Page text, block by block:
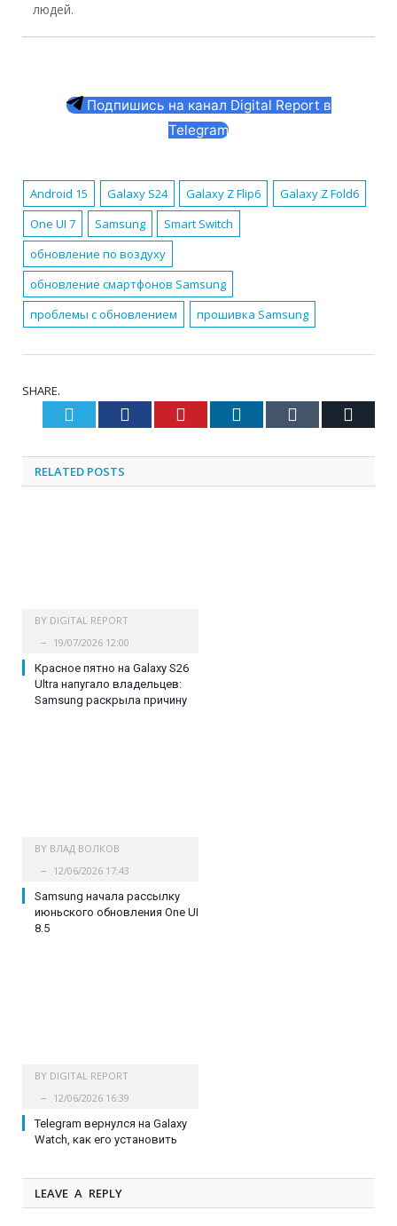
людей.
Подпишись на канал Digital Report в
Telegram
Android 15 Galaxy S24 Galaxy Z Flip6
Galaxy Z Fold6
One UI 7
Samsung
Smart Switch
обновление по воздуху
обновление смартфонов Samsung
проблемы с обновлением
прошивка Samsung
SHARE.
Twitter Facebook Pinterest LinkedIn Tumblr
RELATED POSTS
BY DIGITAL REPORT
19/07/2026 12:00
Красное пятно на Galaxy S26
Ultra напугало владельцев:
Samsung раскрыла причину
BY ВЛАД ВОЛКОВ
12/06/2026 17:43
Samsung начала рассылку
июньского обновления One UI
8.5
BY DIGITAL REPORT
12/06/2026 16:39
Telegram вернулся на Galaxy
Watch, как его установить
LEAVE A REPLY